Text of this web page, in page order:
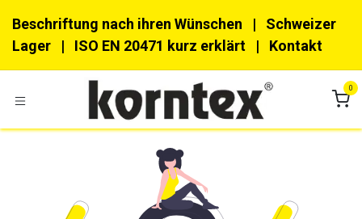
Beschriftung nach ihren Wünschen | Schweizer
Lager | ISO EN 20471 kurz erklärt | Kon​​takt
0